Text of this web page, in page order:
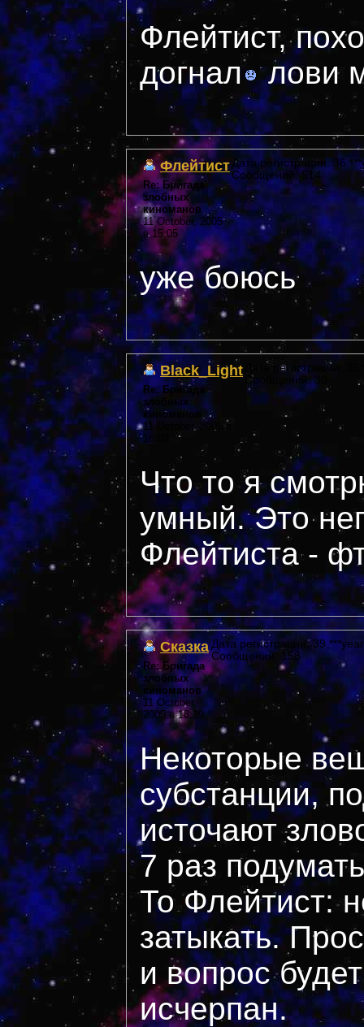
Флейтист,
догнал лови
Флейтист
Re: Бригада
злобных
киноманов
11 October, 2005
в 15:05
Дата регистрации: 36
Сообщений: 514
уже боюсь
Black_Light
Re: Бригада
злобных
киноманов
11 October, 2005 в
16:02
Дата регистрации:
Сообщений: 30
Что то я
умный. Это
Флейтиста -
Сказка
Re: Бригада
злобных
киноманов
11 October,
2005 в 18:39
Дата регистрации: 39
Сообщений: 158
Некоторые
субстанции,
источают
7 раз
То Флейтист:
затыкать.
и вопрос
исчерпан.